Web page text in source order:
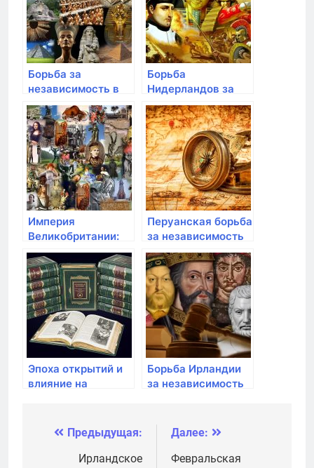
Борьба за
независимость в
Афганистане и
Иране
Борьба
Нидерландов за
независимость от
Испании
Империя
Великобритании:
колониальное
владычество и
индустриальная
революция
Перуанская борьба
за независимость
от Испании
Эпоха открытий и
влияние на
Борьба Ирландии
за независимость
Навигация
Предыдущая:
Ирландское
Далее:
Февральская